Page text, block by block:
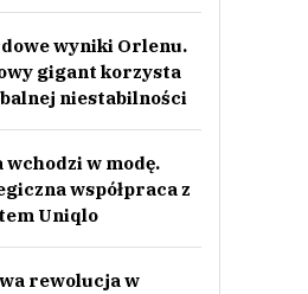
komentarzy
komentarze
komentarz
wyniki Orlenu.
gigant korzysta
niestabilności
wchodzi w modę.
współpraca z
Uniqlo
rewolucja w